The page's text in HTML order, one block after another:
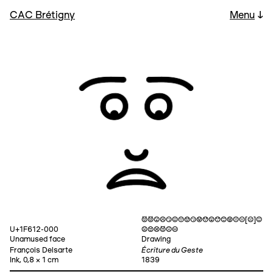
CAC Brétigny Menu ↓
U+1F612-000
Unamused face
👿😈😦☹😏☺😲😞😕😧😯😨😳🙄😟😐😑[😒]🙂
😬😠😡👹🙁😖
Drawing
François Delsarte
Ink, 0,8 × 1 cm
Écriture du Geste
1839